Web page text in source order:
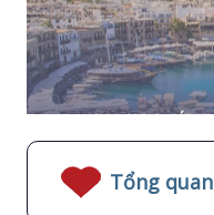
Tổng quan